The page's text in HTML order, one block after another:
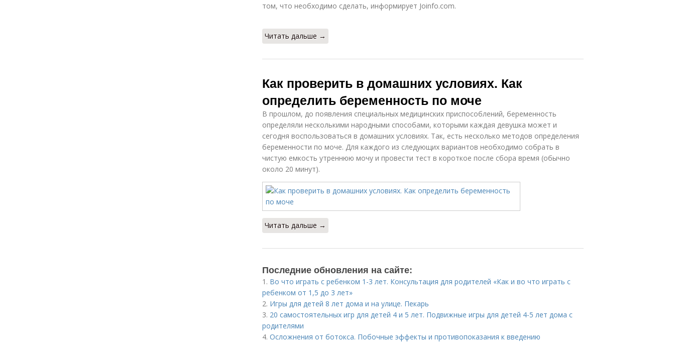
том, что необходимо сделать, информирует Joinfo.com.
Читать дальше →
Как проверить в домашних условиях. Как
определить беременность по моче
В прошлом, до появления специальных медицинских приспособлений, беременность
определяли несколькими народными способами, которыми каждая девушка может и
сегодня воспользоваться в домашних условиях. Так, есть несколько методов определения
беременности по моче. Для каждого из следующих вариантов необходимо собрать в
чистую емкость утреннюю мочу и провести тест в короткое после сбора время (обычно
около 20 минут).
Читать дальше →
Последние обновления на сайте:
1. Во что играть с ребенком 1-3 лет. Консультация для родителей «Как и во что играть с
ребенком от 1,5 до 3 лет»
2. Игры для детей 8 лет дома и на улице. Пекарь
3. 20 самостоятельных игр для детей 4 и 5 лет. Подвижные игры для детей 4-5 лет дома с
родителями
4. Осложнения от ботокса. Побочные эффекты и противопоказания к введению